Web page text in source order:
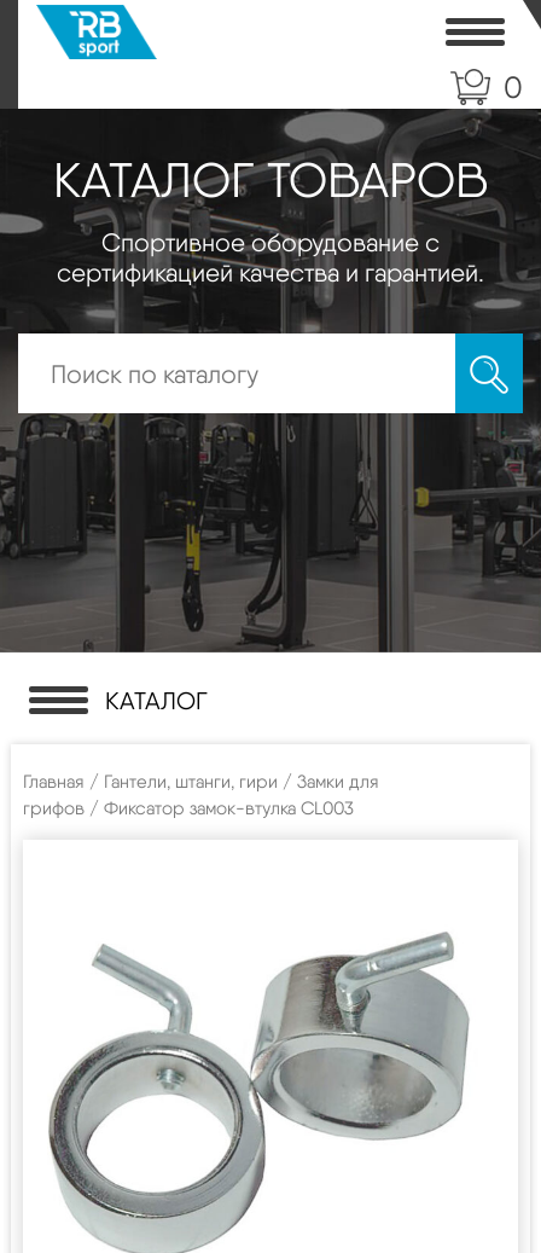
0
КАТАЛОГ ТОВАРОВ
Спортивное оборудование с
сертификацией качества и гарантией.
КАТАЛОГ
Главная / Гантели, штанги, гири / Замки для
грифов / Фиксатор замок-втулка CL003